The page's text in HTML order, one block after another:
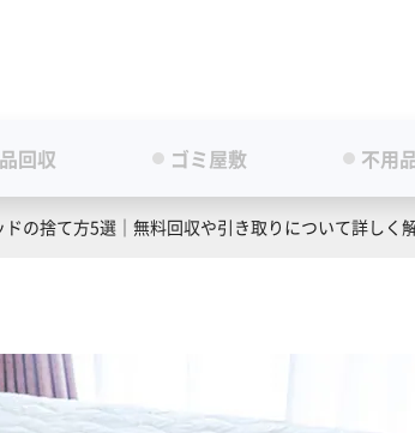
回収 ゴミ屋敷 不用
ドの捨て方5選｜無料回収や引き取りについて詳しく